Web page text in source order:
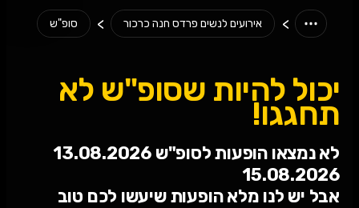
> אירועים לנשים פרדס חנה כרכור > סופ"ש
יכול להיות שסופ"ש לא
תחגגו!
לא נמצאו הופעות לסופ"ש 13.08.2026
15.08.2026
אבל יש לנו מלא הופעות שיעשו לכם טוב